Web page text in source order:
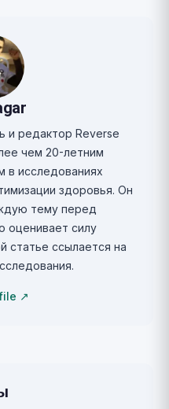
и редактор Reverse
чем 20-летним
в исследованиях
здоровья. Он
тему перед
оценивает силу
статье ссылается на
↗